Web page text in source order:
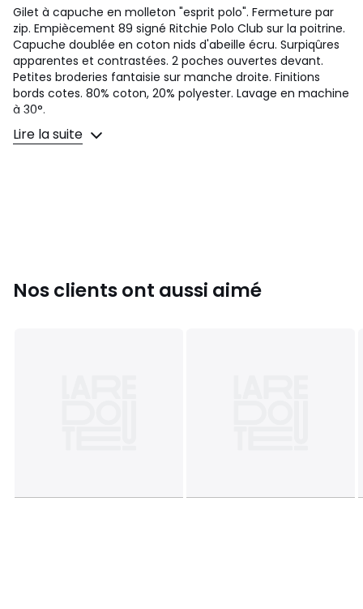
Gilet à capuche en molleton "esprit polo". Fermeture par
zip. Empiècement 89 signé Ritchie Polo Club sur la poitrine.
Capuche doublée en coton nids d'abeille écru. Surpiqûres
apparentes et contrastées. 2 poches ouvertes devant.
Petites broderies fantaisie sur manche droite. Finitions
bords cotes. 80% coton, 20% polyester. Lavage en machine
à 30°.
Couleurs Rouge
Lire la suite
Nos clients ont aussi aimé